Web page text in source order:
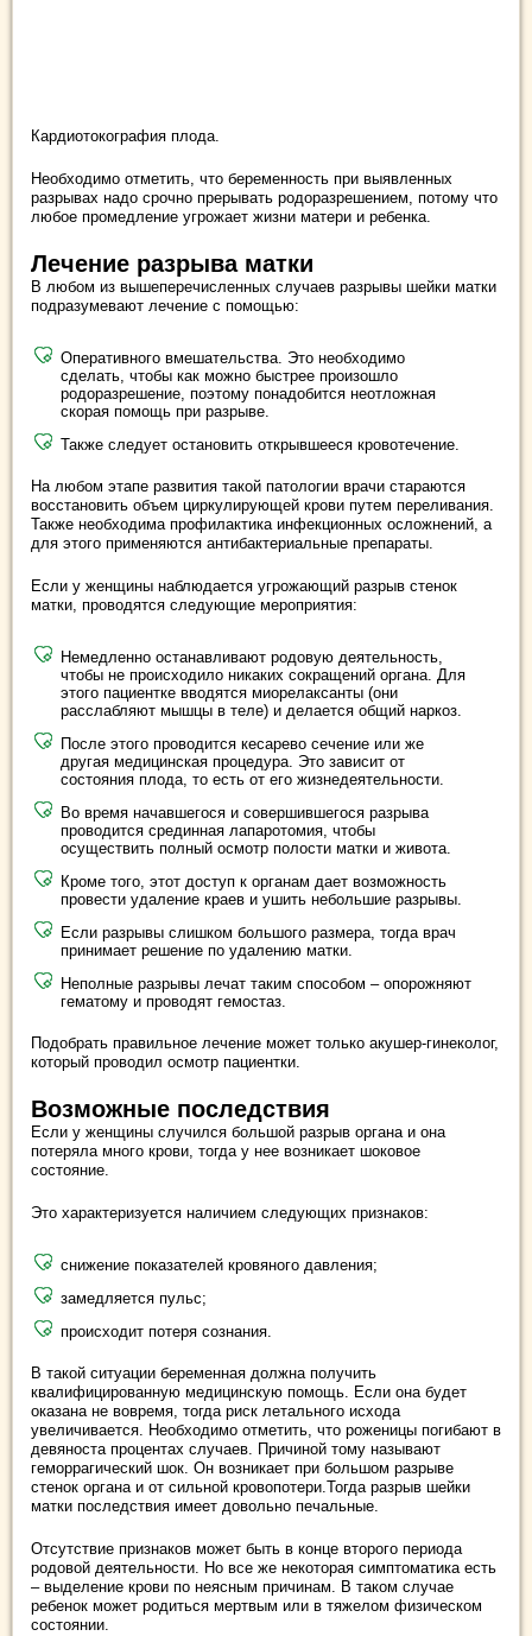
Кардиотокография плода.
Необходимо отметить, что беременность при выявленных
разрывах надо срочно прерывать родоразрешением, потому что
любое промедление угрожает жизни матери и ребенка.
Лечение разрыва матки
В любом из вышеперечисленных случаев разрывы шейки матки
подразумевают лечение с помощью:
Оперативного вмешательства. Это необходимо
сделать, чтобы как можно быстрее произошло
родоразрешение, поэтому понадобится неотложная
скорая помощь при разрыве.
Также следует остановить открывшееся кровотечение.
На любом этапе развития такой патологии врачи стараются
восстановить объем циркулирующей крови путем переливания.
Также необходима профилактика инфекционных осложнений, а
для этого применяются антибактериальные препараты.
Если у женщины наблюдается угрожающий разрыв стенок
матки, проводятся следующие мероприятия:
Немедленно останавливают родовую деятельность,
чтобы не происходило никаких сокращений органа. Для
этого пациентке вводятся миорелаксанты (они
расслабляют мышцы в теле) и делается общий наркоз.
После этого проводится кесарево сечение или же
другая медицинская процедура. Это зависит от
состояния плода, то есть от его жизнедеятельности.
Во время начавшегося и совершившегося разрыва
проводится срединная лапаротомия, чтобы
осуществить полный осмотр полости матки и живота.
Кроме того, этот доступ к органам дает возможность
провести удаление краев и ушить небольшие разрывы.
Если разрывы слишком большого размера, тогда врач
принимает решение по удалению матки.
Неполные разрывы лечат таким способом – опорожняют
гематому и проводят гемостаз.
Подобрать правильное лечение может только акушер-гинеколог,
который проводил осмотр пациентки.
Возможные последствия
Если у женщины случился большой разрыв органа и она
потеряла много крови, тогда у нее возникает шоковое
состояние.
Это характеризуется наличием следующих признаков:
снижение показателей кровяного давления;
замедляется пульс;
происходит потеря сознания.
В такой ситуации беременная должна получить
квалифицированную медицинскую помощь. Если она будет
оказана не вовремя, тогда риск летального исхода
увеличивается. Необходимо отметить, что роженицы погибают в
девяноста процентах случаев. Причиной тому называют
геморрагический шок. Он возникает при большом разрыве
стенок органа и от сильной кровопотери.Тогда разрыв шейки
матки последствия имеет довольно печальные.
Отсутствие признаков может быть в конце второго периода
родовой деятельности. Но все же некоторая симптоматика есть
– выделение крови по неясным причинам. В таком случае
ребенок может родиться мертвым или в тяжелом физическом
состоянии.